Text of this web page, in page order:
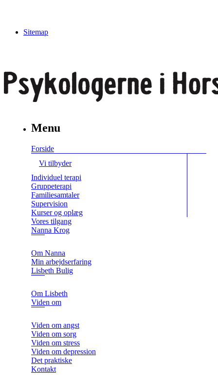
Sitemap
Menu
Forside
Vi tilbyder
Individuel terapi
Gruppeterapi
Familiesamtaler
Supervision
Kurser og oplæg
Vores tilgang
Nanna Krog
Om Nanna
Min arbejdserfaring
Lisbeth Bulig
Om Lisbeth
Viden om
Viden om angst
Viden om sorg
Viden om stress
Viden om depression
Det praktiske
Kontakt